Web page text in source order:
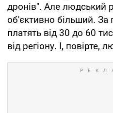
дронів". Але людський
об'єктивно більший.
платять від 30 до 60
від регіону. І, повірте,